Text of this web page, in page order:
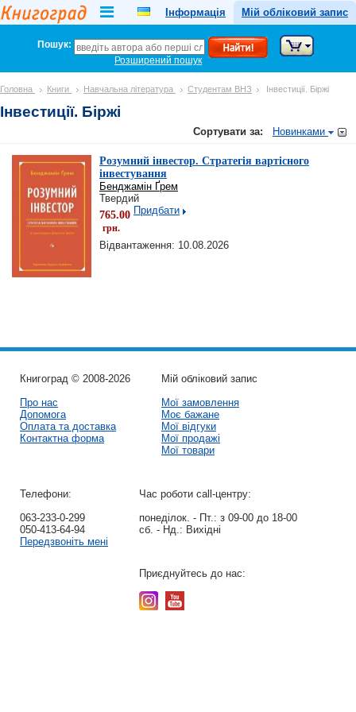
Інформація Мій обліковий запис
Пошук:
Розширений пошук
Головна Книги Навчальна література Студентам ВНЗ Інвестиції. Біржі
Інвестиції. Біржі
Сортувати за: Новинками
Розумний інвестор. Стратегія вартісного
інвестування
Бенджамін Ґрем
Твердий
765.00
грн.
Придбати
Відвантаження: 10.08.2026
Книгоград © 2008-2026
Про нас
Допомога
Оплата та доставка
Контактна форма
Мій обліковий запис
Мої замовлення
Моє бажане
Мої відгуки
Мої продажі
Мої товари
Телефони:
063-233-0-299
050-413-64-94
Передзвоніть мені
Час роботи call-центру:
понеділок. - Пт.: з 09-00 до 18-00
сб. - Нд.: Вихідні
Приєднуйтесь до нас: